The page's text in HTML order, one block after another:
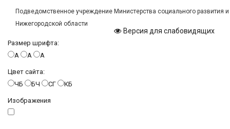
Подведомственное учреждение Министерства социального развития
Нижегородской области
Версия для слабовидящих
Размер шрифта:
A
A A
Цвет сайта:
ЧБ
БЧ СГ КБ
Изображения